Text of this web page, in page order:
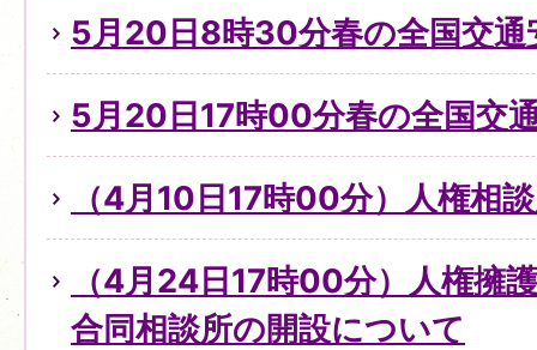
5月20日8時30分春の全国交通
5月20日17時00分春の全国交
（4月10日17時00分）人権相
（4月24日17時00分）人権擁
合同相談所の開設について